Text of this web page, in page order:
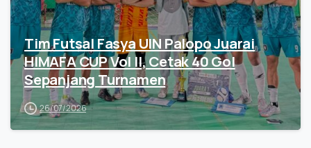
Tim Futsal Fasya UIN Palopo Juarai
HIMAFA CUP Vol II, Cetak 40 Gol
Sepanjang Turnamen
26/07/2026